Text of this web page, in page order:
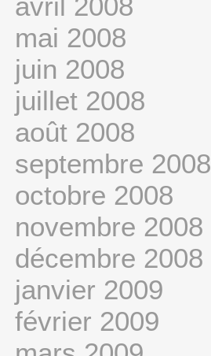
mai 2008
juin 2008
juillet 2008
août 2008
septembre 2008
octobre 2008
novembre 2008
décembre 2008
janvier 2009
février 2009